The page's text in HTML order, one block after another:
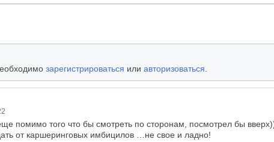
зарегистрироваться или авторизоваться
помимо того что бы смотреть по сторонам, посмотрел бы
от каршеринговых имбицилов …не свое и ладно!